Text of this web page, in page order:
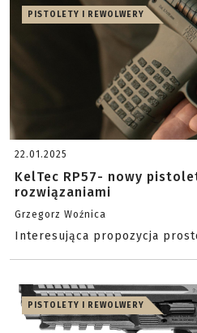
PISTOLETY I REWOLWERY
22.01.2025
KelTec RP57- nowy
rozwiązaniami
Grzegorz Woźnica
Interesująca propozycja
PISTOLETY I REWOLWERY